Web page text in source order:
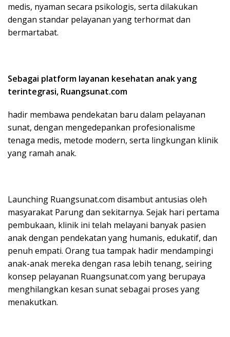
medis, nyaman secara psikologis, serta dilakukan
dengan standar pelayanan yang terhormat dan
bermartabat.
Sebagai platform layanan kesehatan anak yang
terintegrasi, Ruangsunat.com
hadir membawa pendekatan baru dalam pelayanan
sunat, dengan mengedepankan profesionalisme
tenaga medis, metode modern, serta lingkungan klinik
yang ramah anak.
Launching Ruangsunat.com disambut antusias oleh
masyarakat Parung dan sekitarnya. Sejak hari pertama
pembukaan, klinik ini telah melayani banyak pasien
anak dengan pendekatan yang humanis, edukatif, dan
penuh empati. Orang tua tampak hadir mendampingi
anak-anak mereka dengan rasa lebih tenang, seiring
konsep pelayanan Ruangsunat.com yang berupaya
menghilangkan kesan sunat sebagai proses yang
menakutkan.